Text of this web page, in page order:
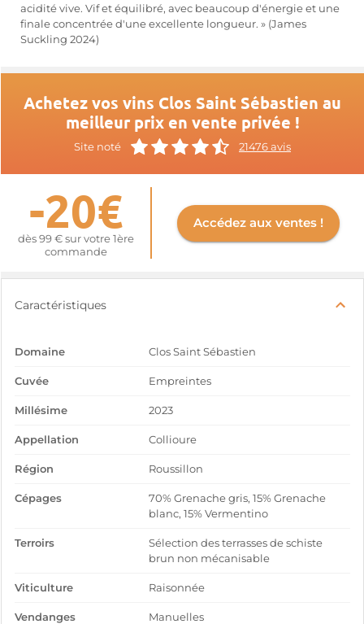
acidité vive. Vif et équilibré, avec beaucoup d'énergie et une
finale concentrée d'une excellente longueur. » (James
Suckling 2024)
Achetez vos vins Clos Saint Sébastien au
meilleur prix en vente privée !
Site noté 21476 avis
-20€
dès 99 € sur votre 1ère
commande
Accédez aux ventes !
Caractéristiques
Domaine Clos Saint Sébastien
Cuvée Empreintes
Millésime 2023
Appellation Collioure
Région Roussillon
Cépages
70% Grenache gris, 15% Grenache
blanc, 15% Vermentino
Terroirs
Sélection des terrasses de schiste
brun non mécanisable
Viticulture Raisonnée
Vendanges Manuelles